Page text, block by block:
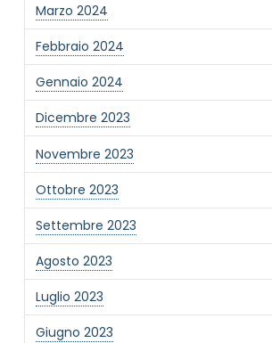
Marzo 2024
Febbraio 2024
Gennaio 2024
Dicembre 2023
Novembre 2023
Ottobre 2023
Settembre 2023
Agosto 2023
Luglio 2023
Giugno 2023
Newsletter
Desidero rimanere aggiornato
novità dell'Associazione tramite
newsletter
Invia